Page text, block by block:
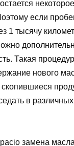
если
1 тысячу
Такая
нового
скопившиеся
в